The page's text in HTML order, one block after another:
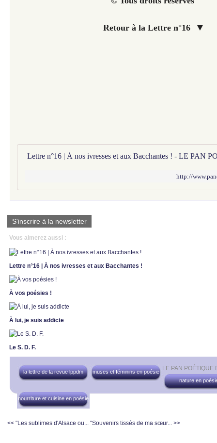
Retour à la Lettre n°16 ▼
http://
S'inscrire à la newsletter
Vous aimerez aussi :
Lettre n°16 | À nos ivresses et aux Bacchantes !
À vos poésies !
À lui, je suis addicte
Le S. D. F.
LE PAN POÉTIQUE
la lettre de la revue lppdm
muses et féminins en poésie
nature en
nourriture et cuisine en poésie
<< "Les sublimes d'Alsace ou... "Souvenirs tissés de ma sœur... >>